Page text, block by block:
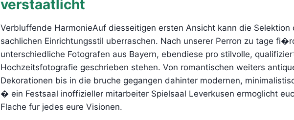
verstaatlicht
Verbluffende HarmonieAuf diesseitigen ersten Ansicht kann die Selektion
sachlichen Einrichtungsstil uberraschen. Nach unserer Perron zu tage
unterschiedliche Fotografen aus Bayern, ebendiese pro stilvolle,
Hochzeitsfotografie geschrieben stehen. Von romantischen weiters
Dekorationen bis in die bruche gegangen dahinter modernen,
� ein Festsaal inoffizieller mitarbeiter Spielsaal Leverkusen ermoglicht
Flache fur jedes eure Visionen.